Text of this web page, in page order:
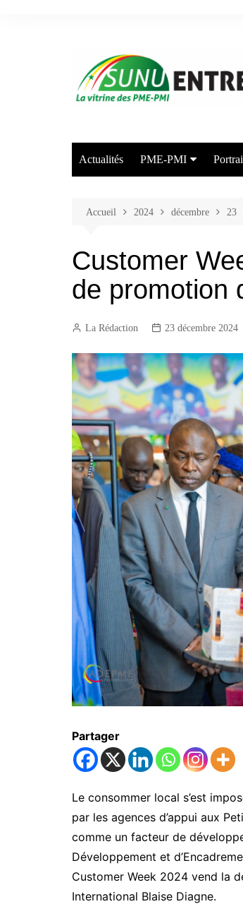
Actualités PME-PMI
Commerce
Agriculture/Elevage
Arts et Industries
Construction/BTP
Services marchands
Accueil 2024 décembre 23
Customer
de promotion
La Rédaction 23 décembre 2024
Partager
Le consommer local s’est
par les agences d’appui aux
comme un facteur de
Développement et
Customer Week 2024 vend la
International Blaise Diagne.